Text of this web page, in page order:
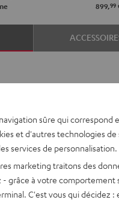
899,99
sûre qui correspond
et d'autres technologies de
services de personnalisation.
marketing traitons des
grâce à votre comportement
C'est vous qui décidez :